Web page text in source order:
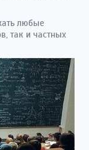
любые
так и частных